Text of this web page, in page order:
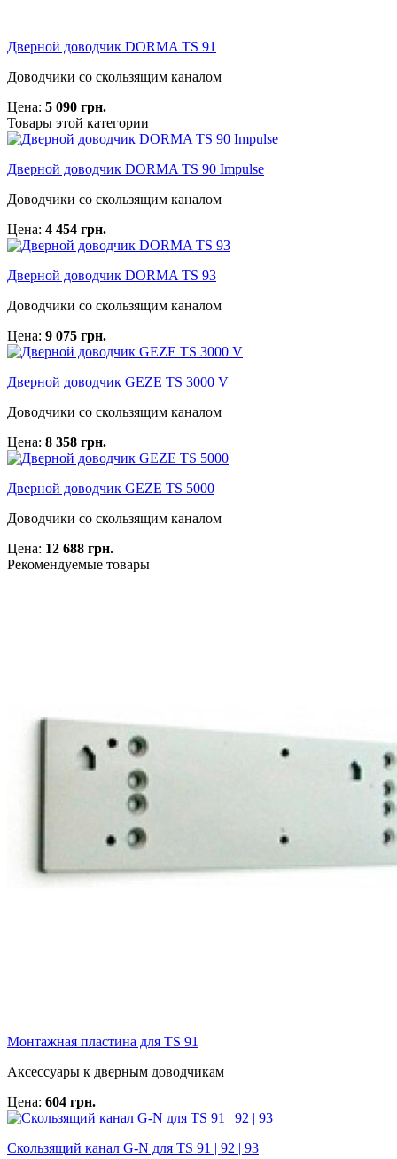
Дверной доводчик DORMA TS 91
Доводчики со скользящим каналом
Цена: 5 090 грн.
Товары этой категории
Дверной доводчик DORMA TS 90 Impulse
Доводчики со скользящим каналом
Цена: 4 454 грн.
Дверной доводчик DORMA TS 93
Доводчики со скользящим каналом
Цена: 9 075 грн.
Дверной доводчик GEZE TS 3000 V
Доводчики со скользящим каналом
Цена: 8 358 грн.
Дверной доводчик GEZE TS 5000
Доводчики со скользящим каналом
Цена: 12 688 грн.
Рекомендуемые товары
Монтажная пластина для TS 91
Аксессуары к дверным доводчикам
Цена: 604 грн.
Скользящий канал G-N для TS 91 | 92 | 93